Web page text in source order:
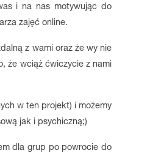
i na nas motywując do
zajęć online.
z wami oraz że wy nie
że wciąż ćwiczycie z nami
w ten projekt) i możemy
jak i psychiczną;)
dla grup po powrocie do